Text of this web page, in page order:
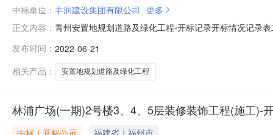
中标单位： 丰润建设集团有限公司 更多
正文内容： 青州安置地规划道路及绿化工程-开标记录开标情况记录
业季度信用得分解密情况备注企业名称组织机构代码年
发布时间： 2022-06-21
相关产品：
安置地规划道路及绿化工程
林浦广场(一期)2号楼3、4、5层装修装饰工程(施工)-
中标｜开标公示
福建省｜福州市